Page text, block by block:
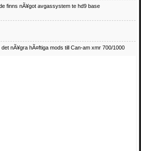
finns nÃ¥got avgassystem te hd9 base
nÃ¥gra hÃ¤ftiga mods till Can-am xmr 700/1000
fyrhjulingar. Jag betalar bra och du kan nÃ¥ mig
ifall du har en som du vill sÃ¤lja